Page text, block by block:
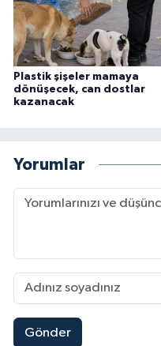
Plastik şişeler mamaya
dönüşecek, can dostlar
kazanacak
Yorumlar
Gönder